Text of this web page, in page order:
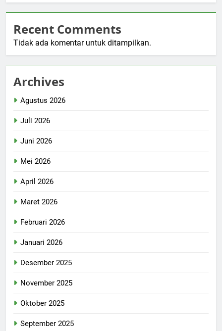
Recent Comments
Tidak ada komentar untuk ditampilkan.
Archives
Agustus 2026
Juli 2026
Juni 2026
Mei 2026
April 2026
Maret 2026
Februari 2026
Januari 2026
Desember 2025
November 2025
Oktober 2025
September 2025